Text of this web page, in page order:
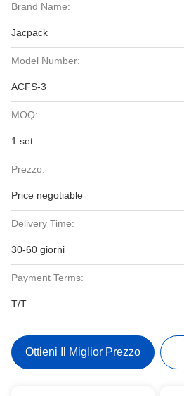
Brand Name:
Jacpack
Model Number:
ACFS-3
MOQ:
1 set
Prezzo:
Price negotiable
Delivery Time:
30-60 giorni
Payment Terms:
T/T
Ottieni Il Miglior Prezzo